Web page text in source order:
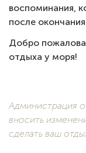
воспоминания,
после
Добро
отдыха у моря!
Администрация
вносить
сделать ваш